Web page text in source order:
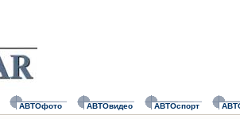
АВТОфото АВТОвидео АВТОспорт